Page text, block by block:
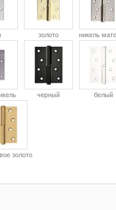
золото никель
черный белый
золото